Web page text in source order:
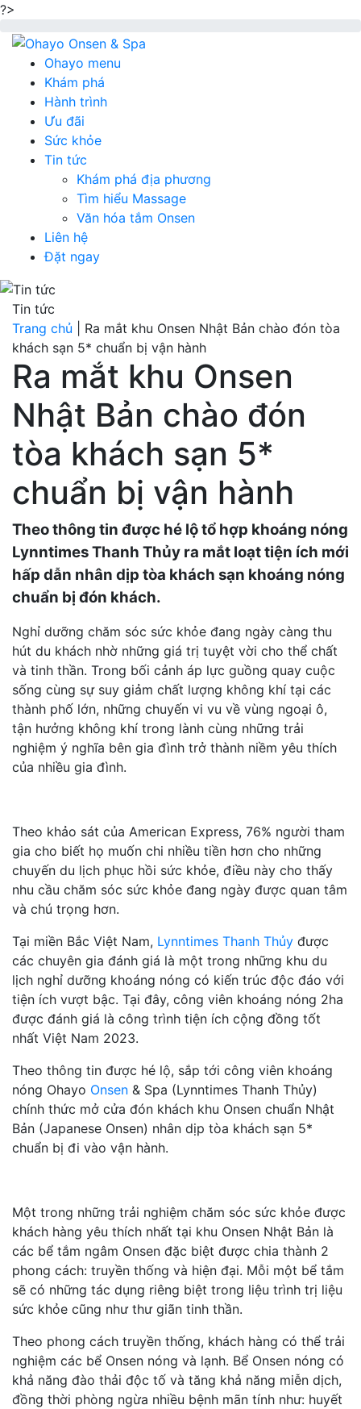
?>
Ohayo menu
Khám phá
Hành trình
Ưu đãi
Sức khỏe
Tin tức
Khám phá địa phương
Tìm hiểu Massage
Văn hóa tắm Onsen
Liên hệ
Đặt ngay
Tin tức
Trang chủ
Ra mắt khu Onsen Nhật Bản chào đón tòa
khách sạn 5* chuẩn bị vận hành
Ra mắt khu Onsen
Nhật Bản chào đón
tòa khách sạn 5*
chuẩn bị vận hành
Theo thông tin được hé lộ tổ hợp khoáng nóng
Lynntimes Thanh Thủy ra mắt loạt tiện ích mới
hấp dẫn nhân dịp tòa khách sạn khoáng nóng
chuẩn bị đón khách.
Nghỉ dưỡng chăm sóc sức khỏe đang ngày càng thu
hút du khách nhờ những giá trị tuyệt vời cho thể chất
và tinh thần. Trong bối cảnh áp lực guồng quay cuộc
sống cùng sự suy giảm chất lượng không khí tại các
thành phố lớn, những chuyến vi vu về vùng ngoại ô,
tận hưởng không khí trong lành cùng những trải
nghiệm ý nghĩa bên gia đình trở thành niềm yêu thích
của nhiều gia đình.
Theo khảo sát của American Express, 76% người tham
gia cho biết họ muốn chi nhiều tiền hơn cho những
chuyến du lịch phục hồi sức khỏe, điều này cho thấy
nhu cầu chăm sóc sức khỏe đang ngày được quan tâm
và chú trọng hơn.
Tại miền Bắc Việt Nam, Lynntimes Thanh Thủy được
các chuyên gia đánh giá là một trong những khu du
lịch nghỉ dưỡng khoáng nóng có kiến trúc độc đáo với
tiện ích vượt bậc. Tại đây, công viên khoáng nóng 2ha
được đánh giá là công trình tiện ích cộng đồng tốt
nhất Việt Nam 2023.
Theo thông tin được hé lộ, sắp tới công viên khoáng
nóng Ohayo Onsen & Spa (Lynntimes Thanh Thủy)
chính thức mở cửa đón khách khu Onsen chuẩn Nhật
Bản (Japanese Onsen) nhân dịp tòa khách sạn 5*
chuẩn bị đi vào vận hành.
Một trong những trải nghiệm chăm sóc sức khỏe được
khách hàng yêu thích nhất tại khu Onsen Nhật Bản là
các bể tắm ngâm Onsen đặc biệt được chia thành 2
phong cách: truyền thống và hiện đại. Mỗi một bể tắm
sẽ có những tác dụng riêng biệt trong liệu trình trị liệu
sức khỏe cũng như thư giãn tinh thần.
Theo phong cách truyền thống, khách hàng có thể trải
nghiệm các bể Onsen nóng và lạnh. Bể Onsen nóng có
khả năng đào thải độc tố và tăng khả năng miễn dịch,
đồng thời phòng ngừa nhiều bệnh mãn tính như: huyết